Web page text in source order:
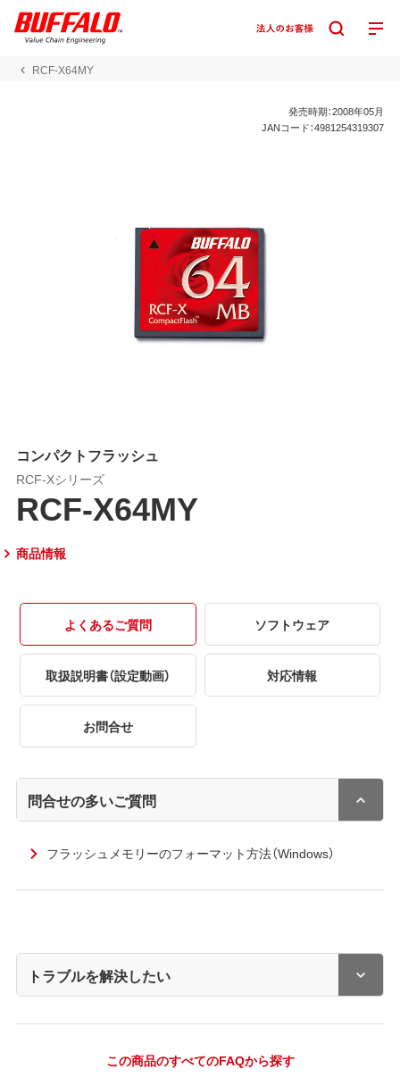
RCF-X64MY
発売時期：2008年05月
JANコード：4981254319307
コンパクトフラッシュ
RCF-Xシリーズ
RCF-X64MY
商品情報
よくあるご質問 ソフトウェア
取扱説明書（設定動画） 対応情報
お問合せ
問合せの多いご質問
フラッシュメモリーのフォーマット方法（Windows）
トラブルを解決したい
この商品のすべてのFAQから探す